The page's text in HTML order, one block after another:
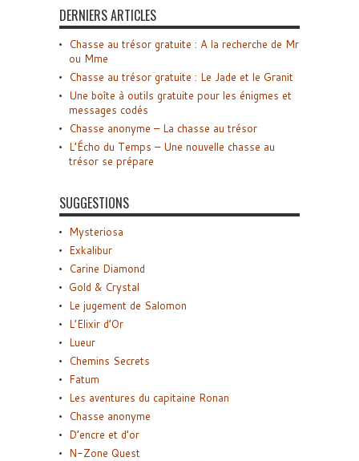
DERNIERS ARTICLES
Chasse au trésor gratuite : A la recherche de Mr
ou Mme
Chasse au trésor gratuite : Le Jade et le Granit
Une boîte à outils gratuite pour les énigmes et
messages codés
Chasse anonyme – La chasse au trésor
L’Écho du Temps – Une nouvelle chasse au
trésor se prépare
SUGGESTIONS
Mysteriosa
Exkalibur
Carine Diamond
Gold & Crystal
Le jugement de Salomon
L’Elixir d’Or
Lueur
Chemins Secrets
Fatum
Les aventures du capitaine Ronan
Chasse anonyme
D’encre et d’or
N-Zone Quest